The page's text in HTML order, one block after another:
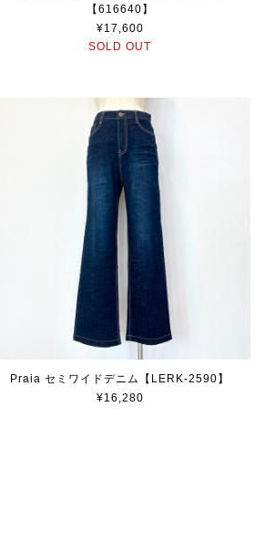
【616640】
¥17,600
SOLD OUT
Praia セミワイドデニム【LERK-2590】
¥16,280